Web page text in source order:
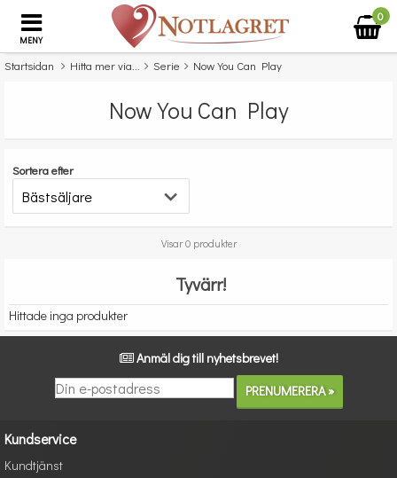
MENY
0
Startsidan Hitta mer via... Serie Now You Can Play
Now You Can Play
Sortera efter
Visar 0 produkter
Tyvärr!
Hittade inga produkter
Anmäl dig till nyhetsbrevet!
Kundservice
Kundtjänst